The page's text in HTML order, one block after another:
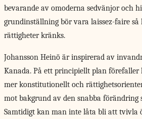
bevarande av omoderna sedvänjor och
grundinställning bör vara laissez-faire
rättigheter kränks.
Johansson Heinö är inspirerad av
Kanada. På ett principiellt plan förefaller
mer konstitutionellt och
mot bakgrund av den snabba förändring
Samtidigt kan man inte låta bli att tvivla